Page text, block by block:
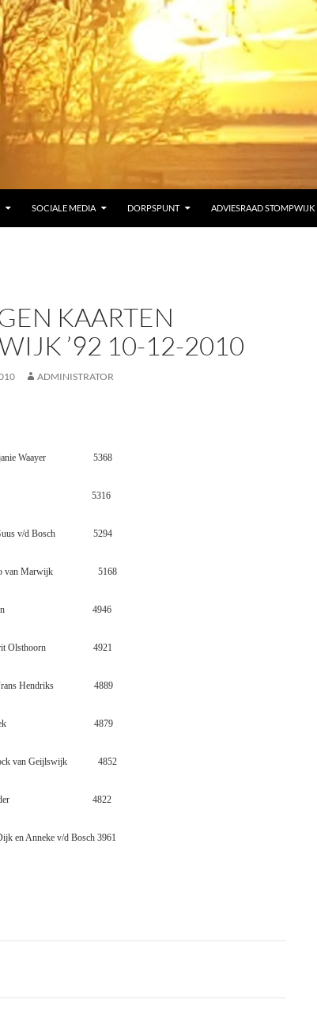
SOCIALE MEDIA DORPSPUNT ADVIESRAAD STOMPWIJK
KAARTEN
’92 10-12-2010
ADMINISTRATOR
Waayer 5368
5316
v/d Bosch 5294
van Marwijk 5168
4946
Olsthoorn 4921
Hendriks 4889
4879
van Geijlswijk 4852
4822
en Anneke v/d Bosch 3961